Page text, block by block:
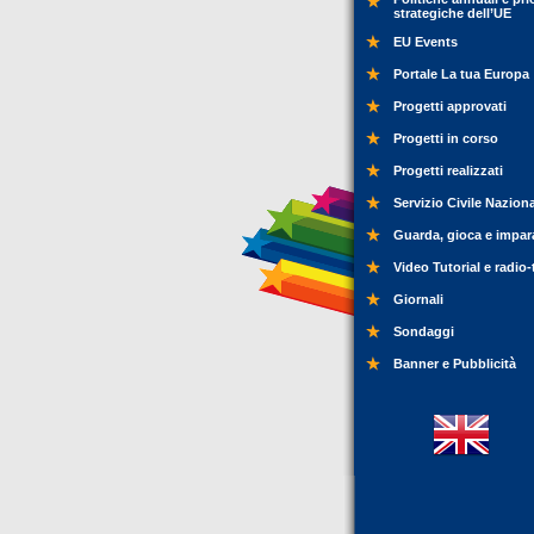
strategiche dell’UE
EU Events
Portale La tua Europa
Progetti approvati
Progetti in corso
Progetti realizzati
Servizio Civile
Guarda, gioca e
Video Tutorial e
Giornali
Sondaggi
Banner e Pubblicità